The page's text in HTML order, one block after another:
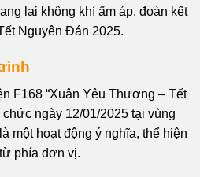
lại không khí ấm áp, đoàn kết
Nguyên Đán 2025.
F168 “Xuân Yêu Thương – Tết
chức ngày 12/01/2025 tại vùng
một hoạt động ý nghĩa, thể hiện
phía đơn vị.